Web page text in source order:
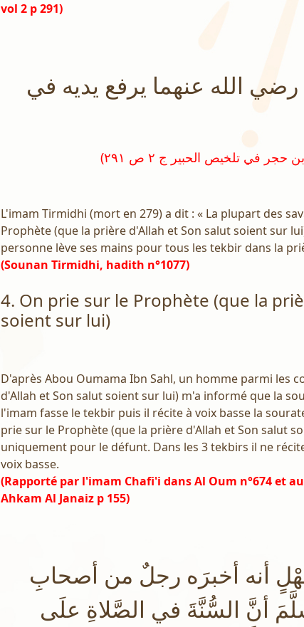
vol 2 p 291)
الله عنهما يرفع يديه في
L'imam Tirmidhi (mort en 279) a dit : « La plupart des
Prophète (que la prière d'Allah et Son salut soient sur
personne lève ses mains pour tous les tekbir dans la
(Sounan Tirmidhi, hadith n°1077)
4. On prie sur le Prophète (que la
soient sur lui)
D'après Abou Oumama Ibn Sahl, un homme parmi les
d'Allah et Son salut soient sur lui) m'a informé que la
l'imam fasse le tekbir puis il récite à voix basse la
prie sur le Prophète (que la prière d'Allah et Son salut
uniquement pour le défunt. Dans les 3 tekbirs il ne
voix basse.
(Rapporté par l'imam Chafi'i dans Al Oum n°674 et
Ahkam Al Janaiz p 155)
أنه أخبرَه رجلٌ من أصحابِ
أنَّ السُّنَّةَ في الصَّلاةِ علَى